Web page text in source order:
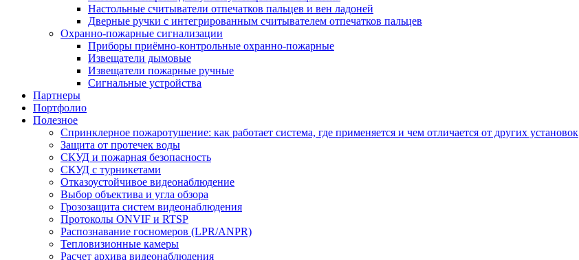
Настольные считыватели отпечатков пальцев и вен ладоней
Дверные ручки с интегрированным считывателем отпечатков пальцев
Охранно-пожарные сигнализации
Приборы приёмно-контрольные охранно-пожарные
Извещатели дымовые
Извещатели пожарные ручные
Сигнальные устройства
Партнеры
Портфолио
Полезное
Спринклерное пожаротушение: как работает система, где применяется и чем отличается от других установок
Защита от протечек воды
СКУД и пожарная безопасность
СКУД с турникетами
Отказоустойчивое видеонаблюдение
Выбор объектива и угла обзора
Грозозащита систем видеонаблюдения
Протоколы ONVIF и RTSP
Распознавание госномеров (LPR/ANPR)
Тепловизионные камеры
Расчет архива видеонаблюдения